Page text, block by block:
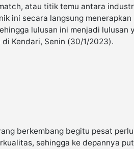
atau titik temu antara
ini secara langsung menerapkan
lulusan ini menjadi lulusan
Kendari, Senin (30/1/2023).
berkembang begitu pesat perlu
sehingga ke depannya